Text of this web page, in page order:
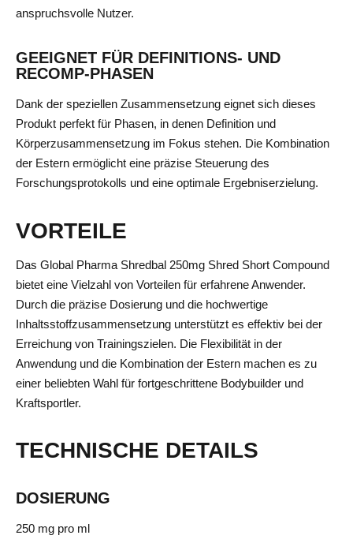
anspruchsvolle Nutzer.
GEEIGNET FÜR DEFINITIONS- UND
RECOMP-PHASEN
Dank der speziellen Zusammensetzung eignet sich dieses
Produkt perfekt für Phasen, in denen Definition und
Körperzusammensetzung im Fokus stehen. Die Kombination
der Estern ermöglicht eine präzise Steuerung des
Forschungsprotokolls und eine optimale Ergebniserzielung.
VORTEILE
Das Global Pharma Shredbal 250mg Shred Short Compound
bietet eine Vielzahl von Vorteilen für erfahrene Anwender.
Durch die präzise Dosierung und die hochwertige
Inhaltsstoffzusammensetzung unterstützt es effektiv bei der
Erreichung von Trainingszielen. Die Flexibilität in der
Anwendung und die Kombination der Estern machen es zu
einer beliebten Wahl für fortgeschrittene Bodybuilder und
Kraftsportler.
TECHNISCHE DETAILS
DOSIERUNG
250 mg pro ml